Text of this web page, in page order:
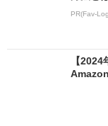
PR(Fav-
【